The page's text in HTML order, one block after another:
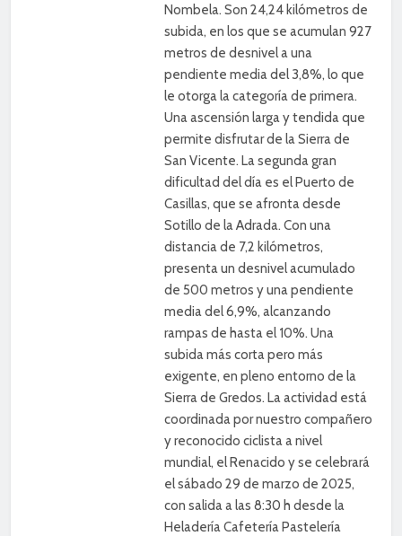
Nombela. Son 24,24 kilómetros de
subida, en los que se acumulan 927
metros de desnivel a una
pendiente media del 3,8%, lo que
le otorga la categoría de primera.
Una ascensión larga y tendida que
permite disfrutar de la Sierra de
San Vicente. La segunda gran
dificultad del día es el Puerto de
Casillas, que se afronta desde
Sotillo de la Adrada. Con una
distancia de 7,2 kilómetros,
presenta un desnivel acumulado
de 500 metros y una pendiente
media del 6,9%, alcanzando
rampas de hasta el 10%. Una
subida más corta pero más
exigente, en pleno entorno de la
Sierra de Gredos. La actividad está
coordinada por nuestro compañero
y reconocido ciclista a nivel
mundial, el Renacido y se celebrará
el sábado 29 de marzo de 2025,
con salida a las 8:30 h desde la
Heladería Cafetería Pastelería